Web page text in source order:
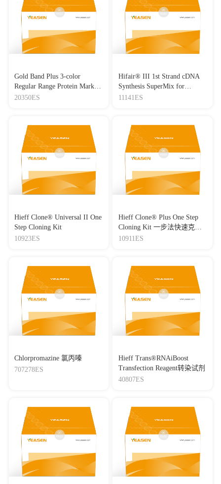
Gold Band Plus 3-color
Regular Range Protein Marker
(8-180 kDa) 三色预染蛋白质
20350ES
Hifair® III 1st Strand cDNA
Synthesis SuperMix for
qPCR(gDNA digester plus)
11141ES
Hieff Clone® Universal II One
Step Cloning Kit
10923ES
Hieff Clone® Plus One Step
Cloning Kit 一步法快速克隆
试剂盒
10911ES
Chlorpromazine 氯丙嗪
707278ES
Hieff Trans®RNAiBoost
Transfection Reagent转染试剂
40807ES